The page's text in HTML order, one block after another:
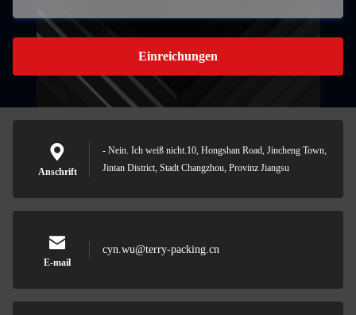
Einreichungen
Anschrift
- Nein. Ich weiß nicht.10, Hongshan Road, Jincheng Town,
Jintan District, Stadt Changzhou, Provinz Jiangsu
E-mail
cyn.wu@terry-packing.cn